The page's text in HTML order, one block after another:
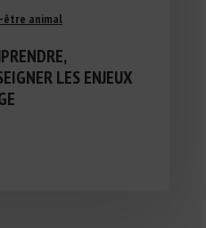
être animal
LES ENJEUX